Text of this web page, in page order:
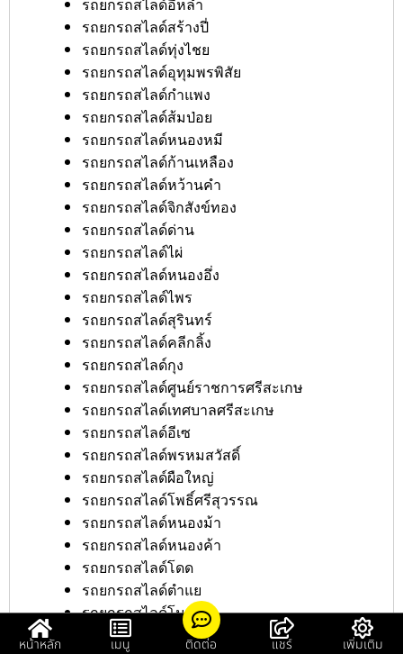
รถยกรถสไลด์สร้างปี่
รถยกรถสไลด์ทุ่งไชย
รถยกรถสไลด์อุทุมพรพิสัย
รถยกรถสไลด์กำแพง
รถยกรถสไลด์ส้มป่อย
รถยกรถสไลด์หนองหมี
รถยกรถสไลด์ก้านเหลือง
รถยกรถสไลด์หว้านคำ
รถยกรถสไลด์จิกสังข์ทอง
รถยกรถสไลด์ด่าน
รถยกรถสไลด์ไผ่
รถยกรถสไลด์หนองอึ่ง
รถยกรถสไลด์ไพร
รถยกรถสไลด์สุรินทร์
รถยกรถสไลด์คลีกลิ้ง
รถยกรถสไลด์กุง
รถยกรถสไลด์ศูนย์ราชการศรีสะเกษ
รถยกรถสไลด์เทศบาลศรีสะเกษ
รถยกรถสไลด์อีเซ
รถยกรถสไลด์พรหมสวัสดิ์
รถยกรถสไลด์ผือใหญ่
รถยกรถสไลด์โพธิ์ศรีสุวรรณ
รถยกรถสไลด์หนองม้า
รถยกรถสไลด์หนองค้า
รถยกรถสไลด์โดด
รถยกรถสไลด์ตำแย
รถยกรถสไลด์โนนเพ็ก
รถยกรถสไลด์สถานีตำรวจศรีสะเกษ
หน้าหลัก เมนู ติดต่อ แชร์ เพิ่มเติม